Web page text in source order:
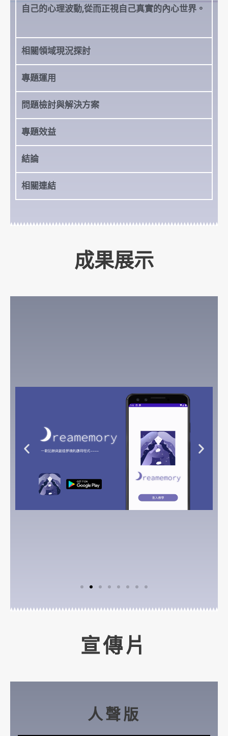
自己的心理波動,從而正視自己真實的內心世界。
相關領域現況探討
專題運用
問題檢討與解決方案
專題效益
結論
相關連結
成果展示
宣傳片
人聲版